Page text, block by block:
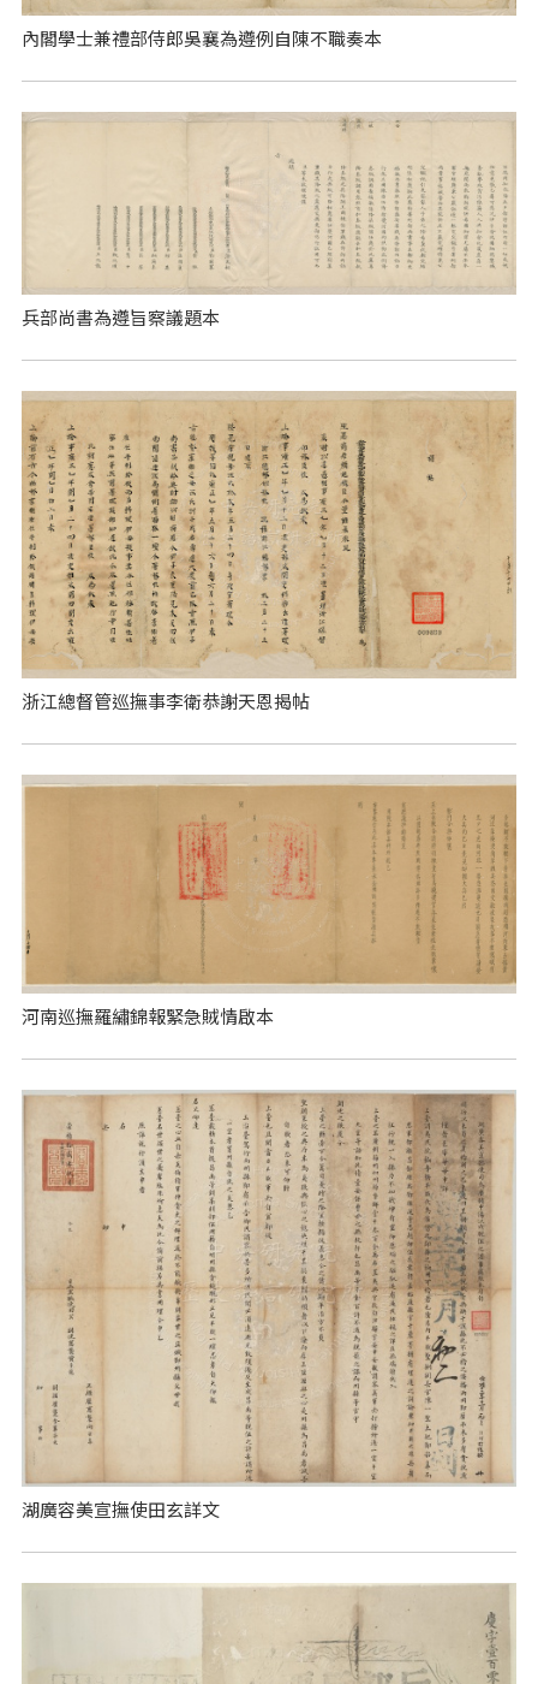
內閣學士兼禮部侍郎吳襄為遵例自陳不職奏本
兵部尚書為遵旨察議題本
浙江總督管巡撫事李衛恭謝天恩揭帖
河南巡撫羅繡錦報緊急賊情啟本
湖廣容美宣撫使田玄詳文